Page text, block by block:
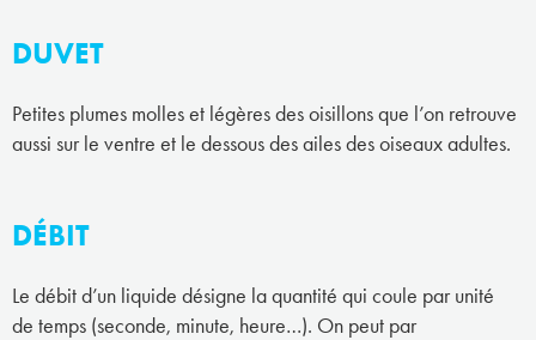
DUVET
Petites plumes molles et légères des oisillons que l’on retrouve
aussi sur le ventre et le dessous des ailes des oiseaux adultes.
DÉBIT
Le débit d’un liquide désigne la quantité qui coule par unité
de temps (seconde, minute, heure…). On peut par